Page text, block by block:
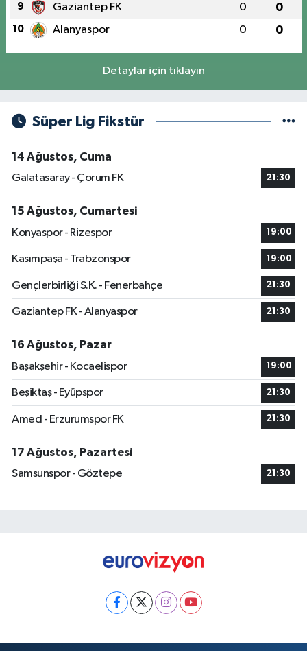
9 Gaziantep FK 0 0
10 Alanyaspor 0 0
Detaylar için tıklayın
Süper Lig Fikstür
14 Ağustos, Cuma
Galatasaray - Çorum FK
21:30
15 Ağustos, Cumartesi
Konyaspor - Rizespor
19:00
Kasımpaşa - Trabzonspor 19:00
Gençlerbirliği S.K. - Fenerbahçe 21:30
Gaziantep FK - Alanyaspor 21:30
16 Ağustos, Pazar
Başakşehir - Kocaelispor
19:00
Beşiktaş - Eyüpspor 21:30
Amed - Erzurumspor FK 21:30
17 Ağustos, Pazartesi
Samsunspor - Göztepe
21:30